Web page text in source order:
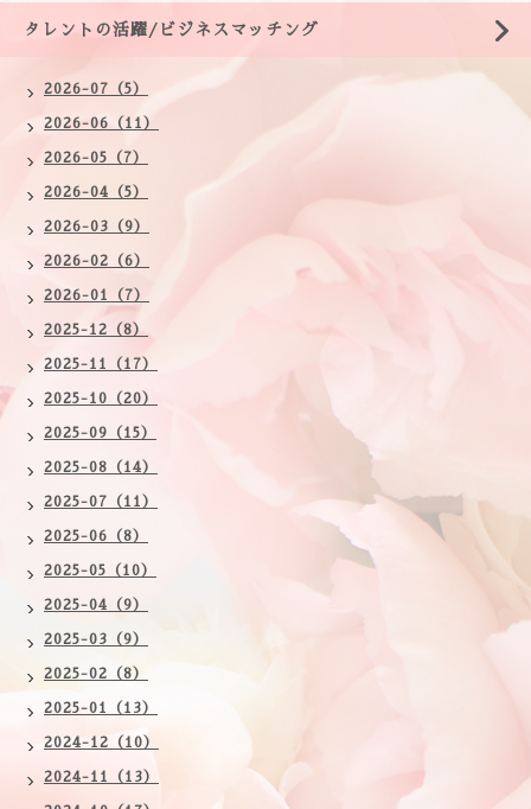
タレントの活躍/ビジネスマッチング
2026-07（5）
2026-06（11）
2026-05（7）
2026-04（5）
2026-03（9）
2026-02（6）
2026-01（7）
2025-12（8）
2025-11（17）
2025-10（20）
2025-09（15）
2025-08（14）
2025-07（11）
2025-06（8）
2025-05（10）
2025-04（9）
2025-03（9）
2025-02（8）
2025-01（13）
2024-12（10）
2024-11（13）